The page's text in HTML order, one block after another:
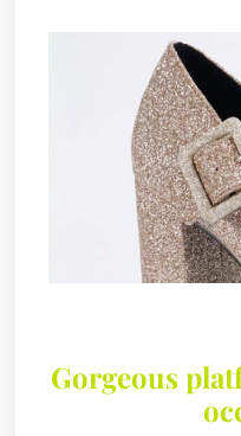
Gorgeous